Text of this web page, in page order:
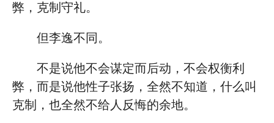
弊，克制守礼。
但李逸不同。
不是说他不会谋定而后动，不会权衡利
弊，而是说他性子张扬，全然不知道，什么叫
克制，也全然不给人反悔的余地。